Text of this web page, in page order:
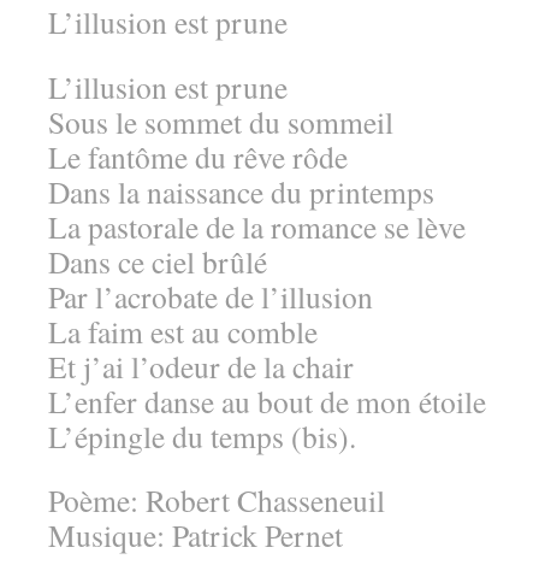
L’illusion est prune
L’illusion est prune
Sous le sommet du sommeil
Le fantôme du rêve rôde
Dans la naissance du printemps
La pastorale de la romance se lève
Dans ce ciel brûlé
Par l’acrobate de l’illusion
La faim est au comble
Et j’ai l’odeur de la chair
L’enfer danse au bout de mon étoile
L’épingle du temps (bis).
Poème: Robert Chasseneuil
Musique: Patrick Pernet